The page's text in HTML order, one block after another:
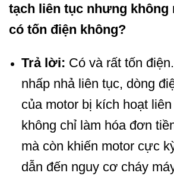
tạch liên tục nhưng
có tốn điện không?
Trả lời: Có và rất tốn
nhấp nhả liên tục, dòng
của motor bị kích hoạt
không chỉ làm hóa đơn
mà còn khiến motor cực
dẫn đến nguy cơ cháy